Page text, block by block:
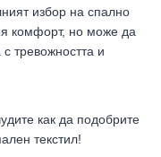
избор на спално
комфорт, но може да
тревожността и
как да подобрите
текстил!